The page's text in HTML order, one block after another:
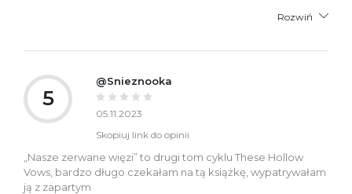
Rozwiń
5
@Snieznooka
05.11.2023
Skopiuj link do opinii
„Nasze zerwane więzi” to drugi tom cyklu These Hollow
Vows, bardzo długo czekałam na tą książkę, wypatrywałam
ją z zapartym